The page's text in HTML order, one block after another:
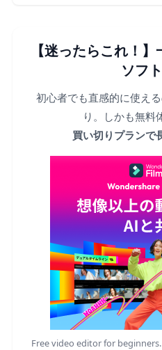
【迷ったらこれ！
ソフ
初心者でも直感的に使え
り。しかも無料
買い切りプランで
Free video editor for